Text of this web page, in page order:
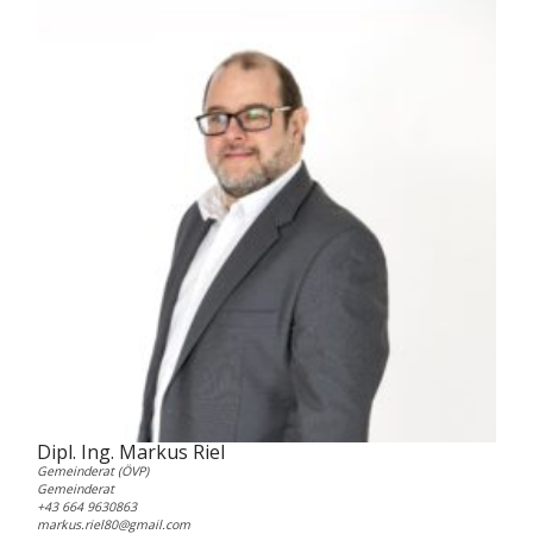
Dipl. Ing. Markus Riel
Gemeinderat (ÖVP)
Gemeinderat
+43 664 9630863
markus.riel80@gmail.com